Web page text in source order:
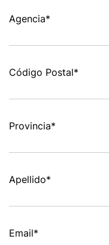
Agencia*
Código Postal*
Provincia*
Apellido*
Email*